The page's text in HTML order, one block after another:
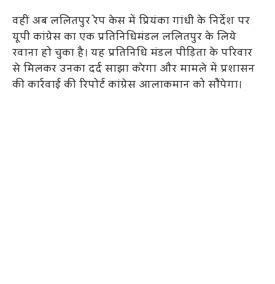
वहीं अब ललितपुर रेप केस में प्रियंका गांधी के निर्देश पर
यूपी कांग्रेस का एक प्रतिनिधिमंडल ललितपुर के लिये
रवाना हो चुका है। यह प्रतिनिधि मंडल पीड़िता के परिवार
से मिलकर उनका दर्द साझा करेगा और मामले में प्रशासन
की कार्रवाई की रिपोर्ट कांग्रेस आलाकमान को सौंपेगा।